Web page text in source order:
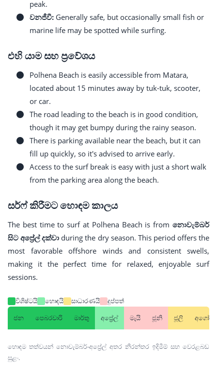
peak.
වනජීවී: Generally safe, but occasionally small fish or
marine life may be spotted while surfing.
එහි යාම සහ ප්‍රවේශය
Polhena Beach is easily accessible from Matara,
located about 15 minutes away by tuk-tuk, scooter,
or car.
The road leading to the beach is in good condition,
though it may get bumpy during the rainy season.
There is parking available near the beach, but it can
fill up quickly, so it's advised to arrive early.
Access to the surf break is easy with just a short walk
from the parking area along the beach.
සර්ෆ් කිරීමට හොඳම කාලය
The best time to surf at Polhena Beach is from නොවැම්බර්
සිට අප්‍රේල් දක්වා during the dry season. This period offers the
most favorable offshore winds and consistent swells,
making it the perfect time for relaxed, enjoyable surf
sessions.
විශිෂ්ටයි හොඳයි සාධාරණයි
දුප්පත්
ජන
පෙබරවාරි මාර්තු අප්‍රේල් මැයි ජූනි ජූලි
හොඳම තත්වයන් නොවැම්බර්-අප්‍රේල් අතර නිරන්තර ඉදිමීම් සහ වෙරළබඩ
සුළං.